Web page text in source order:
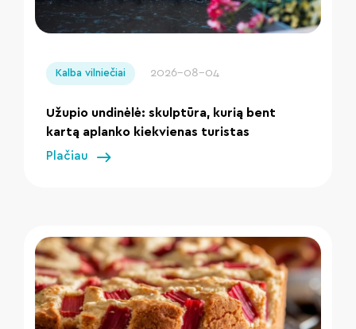
Kalba vilniečiai 2026-08-04
Užupio undinėlė: skulptūra, kurią bent
kartą aplanko kiekvienas turistas
Plačiau